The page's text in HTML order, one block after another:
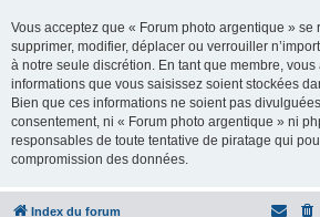
Vous acceptez que « Forum photo argentique » se
supprimer, modifier, déplacer ou verrouiller
à notre seule discrétion. En tant que membre,
informations que vous saisissez soient stockées
Bien que ces informations ne soient pas
consentement, ni « Forum photo argentique » ni
responsables de toute tentative de piratage qui
compromission des données.
Index du forum